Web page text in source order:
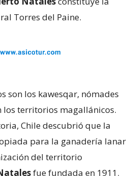
Torres del Paine.
son los kawesqar, nómades
territorios magallánicos.
Chile descubrió que la
para la ganadería lanar
del territorio
fue fundada en 1911.